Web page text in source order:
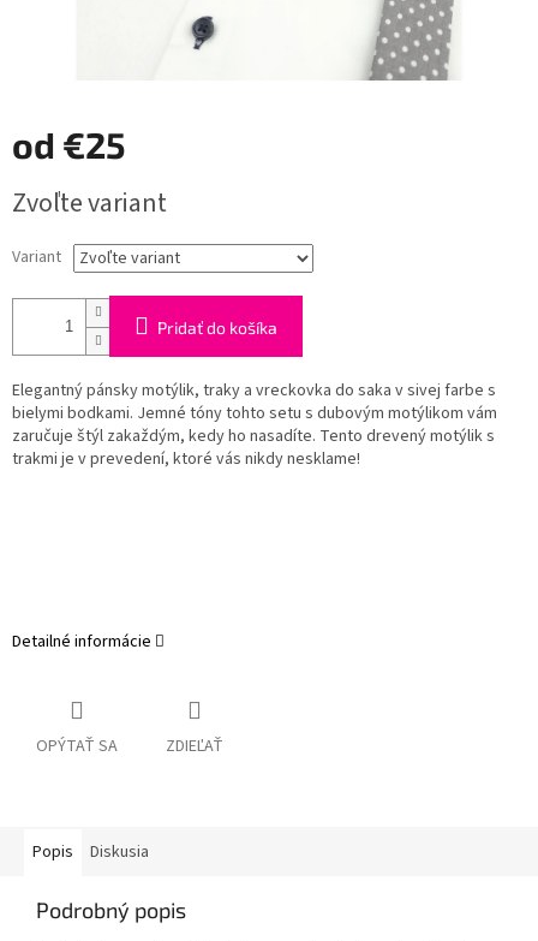
od €25
cena:
Zvoľte variant
Variant
Pridať do košíka
Elegantný pánsky motýlik, traky a vreckovka do saka v sivej farbe s
bielymi bodkami. Jemné tóny tohto setu s dubovým motýlikom vám
zaručuje štýl zakaždým, kedy ho nasadíte. Tento drevený motýlik s
trakmi je v prevedení, ktoré vás nikdy nesklame!
Detailné informácie
OPÝTAŤ SA ZDIEĽAŤ
Popis Diskusia
Podrobný popis